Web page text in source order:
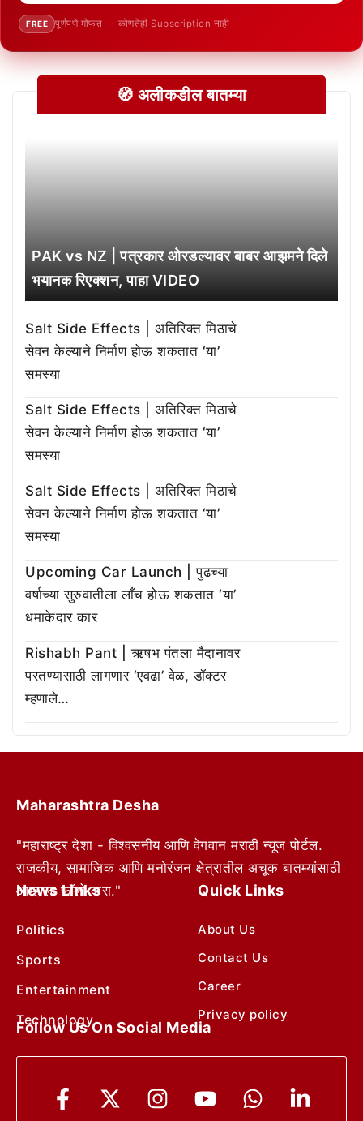
FREE पूर्णपणे मोफत — कोणतेही Subscription नाही
🧭 अलीकडील बातम्या
PAK vs NZ | पत्रकार ओरडल्यावर बाबर आझमने दिले
भयानक रिएक्शन, पाहा VIDEO
Salt Side Effects | अतिरिक्त मिठाचे
सेवन केल्याने निर्माण होऊ शकतात ‘या’
समस्या
Salt Side Effects | अतिरिक्त मिठाचे
सेवन केल्याने निर्माण होऊ शकतात ‘या’
समस्या
Salt Side Effects | अतिरिक्त मिठाचे
सेवन केल्याने निर्माण होऊ शकतात ‘या’
समस्या
Upcoming Car Launch | पुढच्या
वर्षाच्या सुरुवातीला लाँच होऊ शकतात ‘या’
धमाकेदार कार
Rishabh Pant | ऋषभ पंतला मैदानावर
परतण्यासाठी लागणार ‘एवढा’ वेळ, डॉक्टर
म्हणाले…
Maharashtra Desha
"महाराष्ट्र देशा - विश्वसनीय आणि वेगवान मराठी न्यूज पोर्टल.
राजकीय, सामाजिक आणि मनोरंजन क्षेत्रातील अचूक बातम्यांसाठी
आम्हाला फॉलो करा."
News Links
Politics
Sports
Entertainment
Technology
Quick Links
About Us
Contact Us
Career
Privacy policy
Follow Us On Social Media